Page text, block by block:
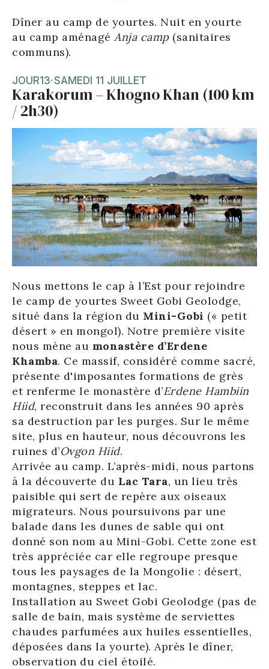
Dîner au camp de yourtes. Nuit en yourte
au camp aménagé Anja camp (sanitaires
communs).
JOUR13·SAMEDI 11 JUILLET
Karakorum – Khogno Khan (100 km
/ 2h30)
Nous mettons le cap à l’Est pour rejoindre
le camp de yourtes Sweet Gobi Geolodge,
situé dans la région du Mini-Gobi (« petit
désert » en mongol). Notre première visite
nous mène au monastère d’Erdene
Khamba. Ce massif, considéré comme sacré,
présente d'imposantes formations de grès
et renferme le monastère d’Erdene Hambiin
Hiid, reconstruit dans les années 90 après
sa destruction par les purges. Sur le même
site, plus en hauteur, nous découvrons les
ruines d’Ovgon Hiid.
Arrivée au camp. L’après-midi, nous partons
à la découverte du Lac Tara, un lieu très
paisible qui sert de repère aux oiseaux
migrateurs. Nous poursuivons par une
balade dans les dunes de sable qui ont
donné son nom au Mini-Gobi. Cette zone est
très appréciée car elle regroupe presque
tous les paysages de la Mongolie : désert,
montagnes, steppes et lac.
Installation au Sweet Gobi Geolodge (pas de
salle de bain, mais système de serviettes
chaudes parfumées aux huiles essentielles,
déposées dans la yourte). Après le dîner,
observation du ciel étoilé.